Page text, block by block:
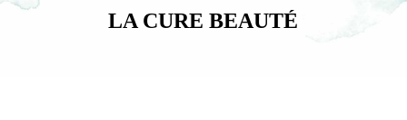
LA CURE BEAUTÉ